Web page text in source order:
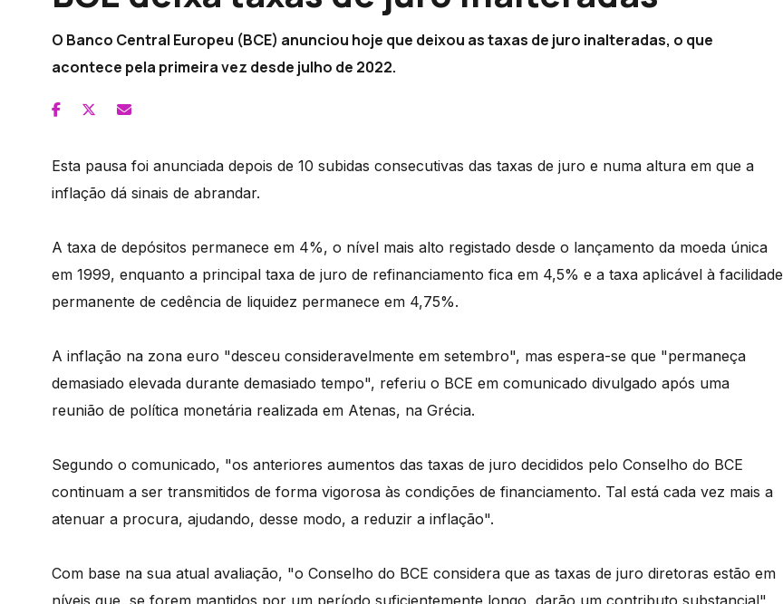
O Banco Central Europeu (BCE) anunciou hoje que deixou as taxas de juro inalteradas, o que
acontece pela primeira vez desde julho de 2022.
Esta pausa foi anunciada depois de 10 subidas consecutivas das taxas de juro e numa altura em que a
inflação dá sinais de abrandar.
A taxa de depósitos permanece em 4%, o nível mais alto registado desde o lançamento da moeda única
em 1999, enquanto a principal taxa de juro de refinanciamento fica em 4,5% e a taxa aplicável à facilidade
permanente de cedência de liquidez permanece em 4,75%.
A inflação na zona euro "desceu consideravelmente em setembro", mas espera-se que "permaneça
demasiado elevada durante demasiado tempo", referiu o BCE em comunicado divulgado após uma
reunião de política monetária realizada em Atenas, na Grécia.
Segundo o comunicado, "os anteriores aumentos das taxas de juro decididos pelo Conselho do BCE
continuam a ser transmitidos de forma vigorosa às condições de financiamento. Tal está cada vez mais a
atenuar a procura, ajudando, desse modo, a reduzir a inflação".
Com base na sua atual avaliação, "o Conselho do BCE considera que as taxas de juro diretoras estão em
níveis que, se forem mantidos por um período suficientemente longo, darão um contributo substancial"